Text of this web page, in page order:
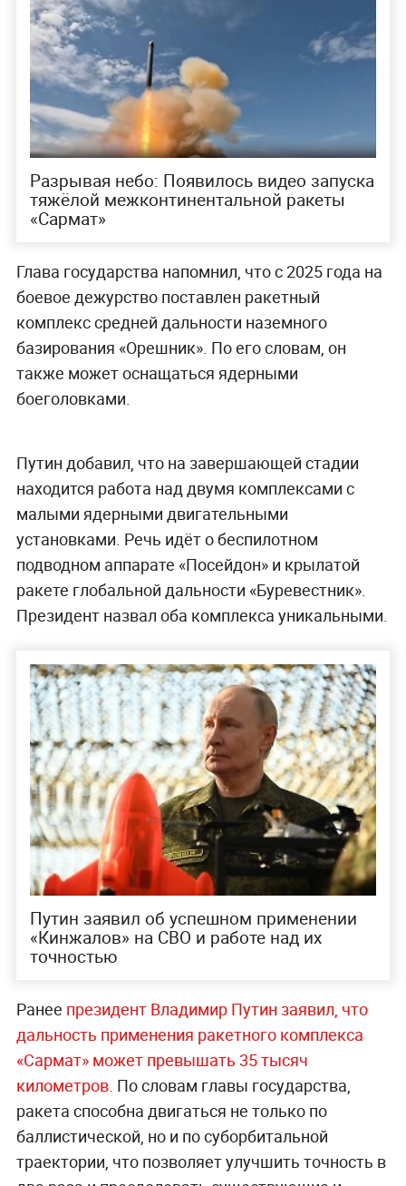
Разрывая небо: Появилось видео запуска
тяжёлой межконтинентальной ракеты
«Сармат»
Глава государства напомнил, что с 2025 года на
боевое дежурство поставлен ракетный
комплекс средней дальности наземного
базирования «Орешник». По его словам, он
также может оснащаться ядерными
боеголовками.
Путин добавил, что на завершающей стадии
находится работа над двумя комплексами с
малыми ядерными двигательными
установками. Речь идёт о беспилотном
подводном аппарате «Посейдон» и крылатой
ракете глобальной дальности «Буревестник».
Президент назвал оба комплекса уникальными.
Путин заявил об успешном применении
«Кинжалов» на СВО и работе над их
точностью
Ранее президент Владимир Путин заявил, что
дальность применения ракетного комплекса
«Сармат» может превышать 35 тысяч
километров. По словам главы государства,
ракета способна двигаться не только по
баллистической, но и по суборбитальной
траектории, что позволяет улучшить точность в